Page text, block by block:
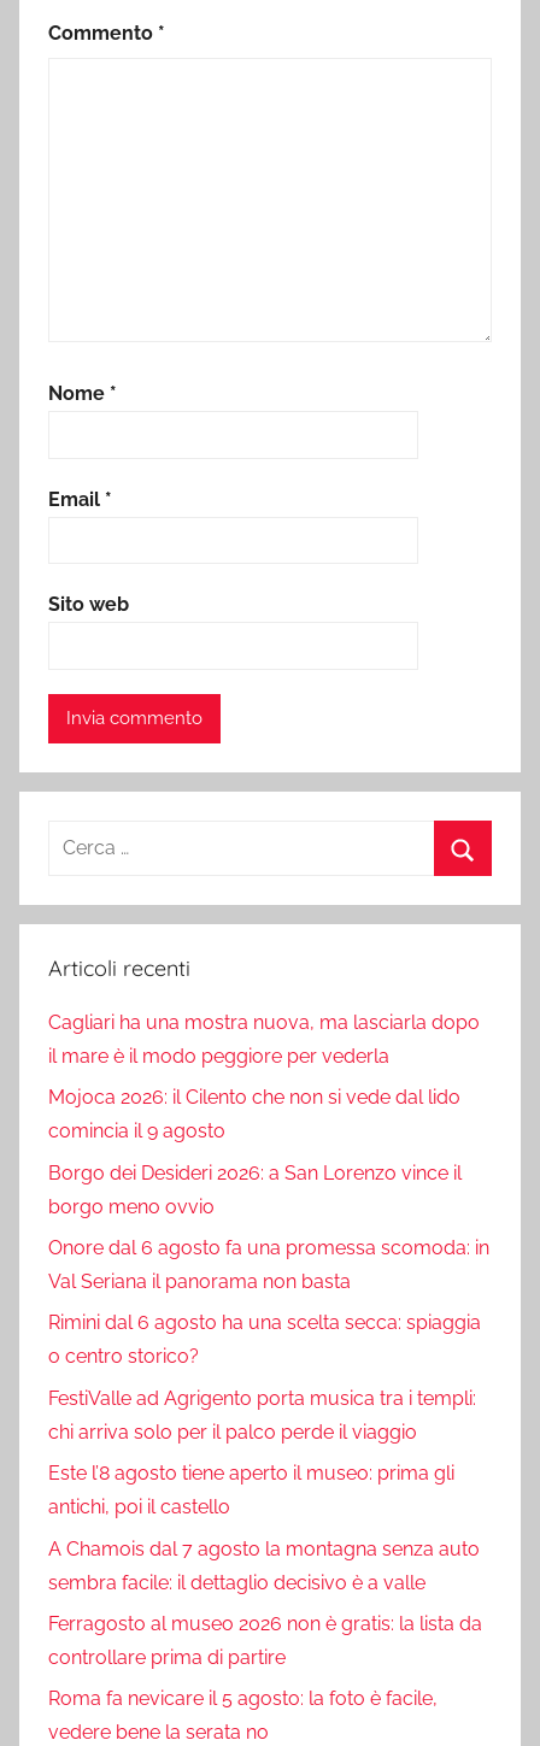
Commento *
Nome *
Email *
Sito web
Ricerca
Articoli recenti
Cagliari ha una mostra nuova, ma lasciarla dopo
il mare è il modo peggiore per vederla
Mojoca 2026: il Cilento che non si vede dal lido
comincia il 9 agosto
Borgo dei Desideri 2026: a San Lorenzo vince il
borgo meno ovvio
Onore dal 6 agosto fa una promessa scomoda: in
Val Seriana il panorama non basta
Rimini dal 6 agosto ha una scelta secca: spiaggia
o centro storico?
FestiValle ad Agrigento porta musica tra i templi:
chi arriva solo per il palco perde il viaggio
Este l’8 agosto tiene aperto il museo: prima gli
antichi, poi il castello
A Chamois dal 7 agosto la montagna senza auto
sembra facile: il dettaglio decisivo è a valle
Ferragosto al museo 2026 non è gratis: la lista da
controllare prima di partire
Roma fa nevicare il 5 agosto: la foto è facile,
vedere bene la serata no